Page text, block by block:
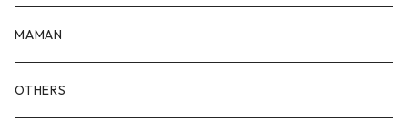
100size
110size
90size
100size
80size
90size
MAMAN
OTHERS